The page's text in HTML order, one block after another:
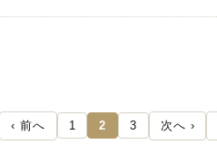
‹ 前へ 1 2 3 次へ ›